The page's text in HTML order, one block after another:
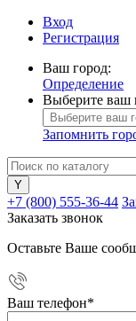
Вход
Регистрация
Ваш город:
Определение
Выберите ваш
Запомнить
+7 (800) 555-36-44
Заказать звонок
Оставьте Ваше
Ваш телефон*